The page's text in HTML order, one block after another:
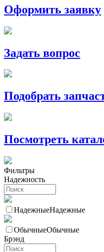
Оформить заявку
Задать вопрос
Подобрать
Посмотреть
Фильтры
Надежность
НадежныеНадежные
ОбычныеОбычные
Брэнд